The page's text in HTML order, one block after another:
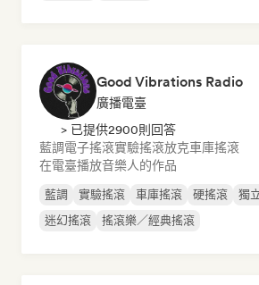
Good Vibrations Radio
廣播電臺
> 已提供2900則回答
藍調電子搖滾實驗搖滾放克車庫搖滾
在電臺播放音樂人的作品
藍調 實驗搖滾 車庫搖滾 硬搖滾 獨
迷幻搖滾
搖滾樂／經典搖滾